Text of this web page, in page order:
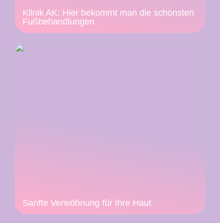
Klinik AK: Hier bekommt man die schönsten
Fußbehandlungen
Sanfte Verwöhnung für Ihre Haut